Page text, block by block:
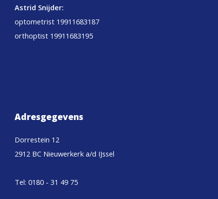
Astrid Snijder:
optometrist 19911683187
orthoptist 19911683195
Adresgegevens
Dorrestein 12
2912 BC Nieuwerkerk a/d IJssel
Tel: 0180 - 31 49 75